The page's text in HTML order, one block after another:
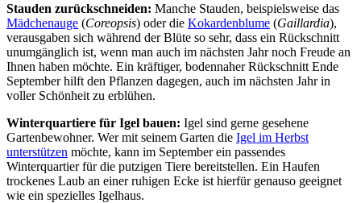
Stauden zurückschneiden: Manche Stauden, beispielsweise das
Mädchenauge (Coreopsis) oder die Kokardenblume (Gaillardia),
verausgaben sich während der Blüte so sehr, dass ein Rückschnitt
unumgänglich ist, wenn man auch im nächsten Jahr noch Freude an
Ihnen haben möchte. Ein kräftiger, bodennaher Rückschnitt Ende
September hilft den Pflanzen dagegen, auch im nächsten Jahr in
voller Schönheit zu erblühen.
Winterquartiere für Igel bauen: Igel sind gerne gesehene
Gartenbewohner. Wer mit seinem Garten die Igel im Herbst
unterstützen möchte, kann im September ein passendes
Winterquartier für die putzigen Tiere bereitstellen. Ein Haufen
trockenes Laub an einer ruhigen Ecke ist hierfür genauso geeignet
wie ein spezielles Igelhaus.